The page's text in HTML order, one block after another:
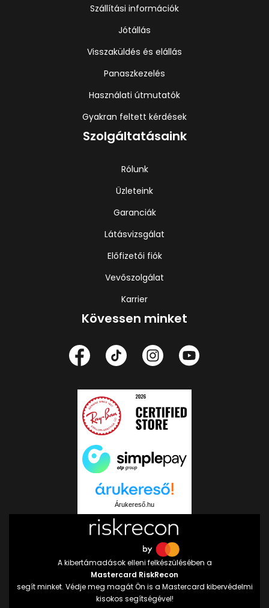
Szállítási információk
Jótállás
Visszaküldés és elállás
Panaszkezelés
Használati útmutatók
Gyakran feltett kérdések
Szolgáltatásaink
Rólunk
Üzleteink
Garanciák
Látásvizsgálat
Előfizetői fiók
Vevőszolgálat
Karrier
Kövessen minket
Árukereső.hu
A kibertámadások elleni felkészülésében a
Mastercard RiskRecon
segít minket. Védje meg magát Ön is a Mastercard kibervédelmi
kisokos segítségével!